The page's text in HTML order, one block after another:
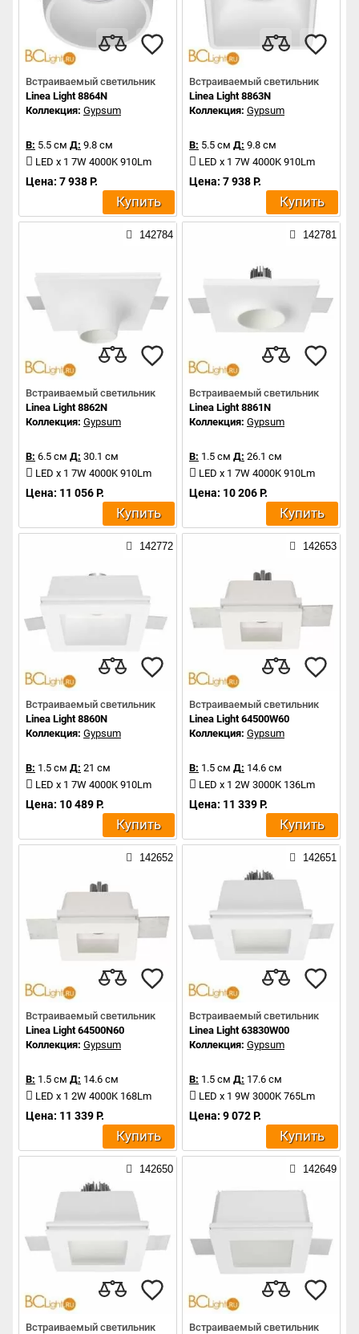
Встраиваемый светильник
Linea Light 8864N
Коллекция: Gypsum
В: 5.5 см Д: 9.8 см
LED x 1 7W 4000K 910Lm
Цена: 7 938 Р.
Купить
Встраиваемый светильник
Linea Light 8863N
Коллекция: Gypsum
В: 5.5 см Д: 9.8 см
LED x 1 7W 4000K 910Lm
Цена: 7 938 Р.
Купить
142784
Встраиваемый светильник
Linea Light 8862N
Коллекция: Gypsum
В: 6.5 см Д: 30.1 см
LED x 1 7W 4000K 910Lm
Цена: 11 056 Р.
Купить
142781
Встраиваемый светильник
Linea Light 8861N
Коллекция: Gypsum
В: 1.5 см Д: 26.1 см
LED x 1 7W 4000K 910Lm
Цена: 10 206 Р.
Купить
142772
Встраиваемый светильник
Linea Light 8860N
Коллекция: Gypsum
В: 1.5 см Д: 21 см
LED x 1 7W 4000K 910Lm
Цена: 10 489 Р.
Купить
142653
Встраиваемый светильник
Linea Light 64500W60
Коллекция: Gypsum
В: 1.5 см Д: 14.6 см
LED x 1 2W 3000K 136Lm
Цена: 11 339 Р.
Купить
142652
Встраиваемый светильник
Linea Light 64500N60
Коллекция: Gypsum
В: 1.5 см Д: 14.6 см
LED x 1 2W 4000K 168Lm
Цена: 11 339 Р.
Купить
142651
Встраиваемый светильник
Linea Light 63830W00
Коллекция: Gypsum
В: 1.5 см Д: 17.6 см
LED x 1 9W 3000K 765Lm
Цена: 9 072 Р.
Купить
142650
Встраиваемый светильник
142649
Встраиваемый светильник